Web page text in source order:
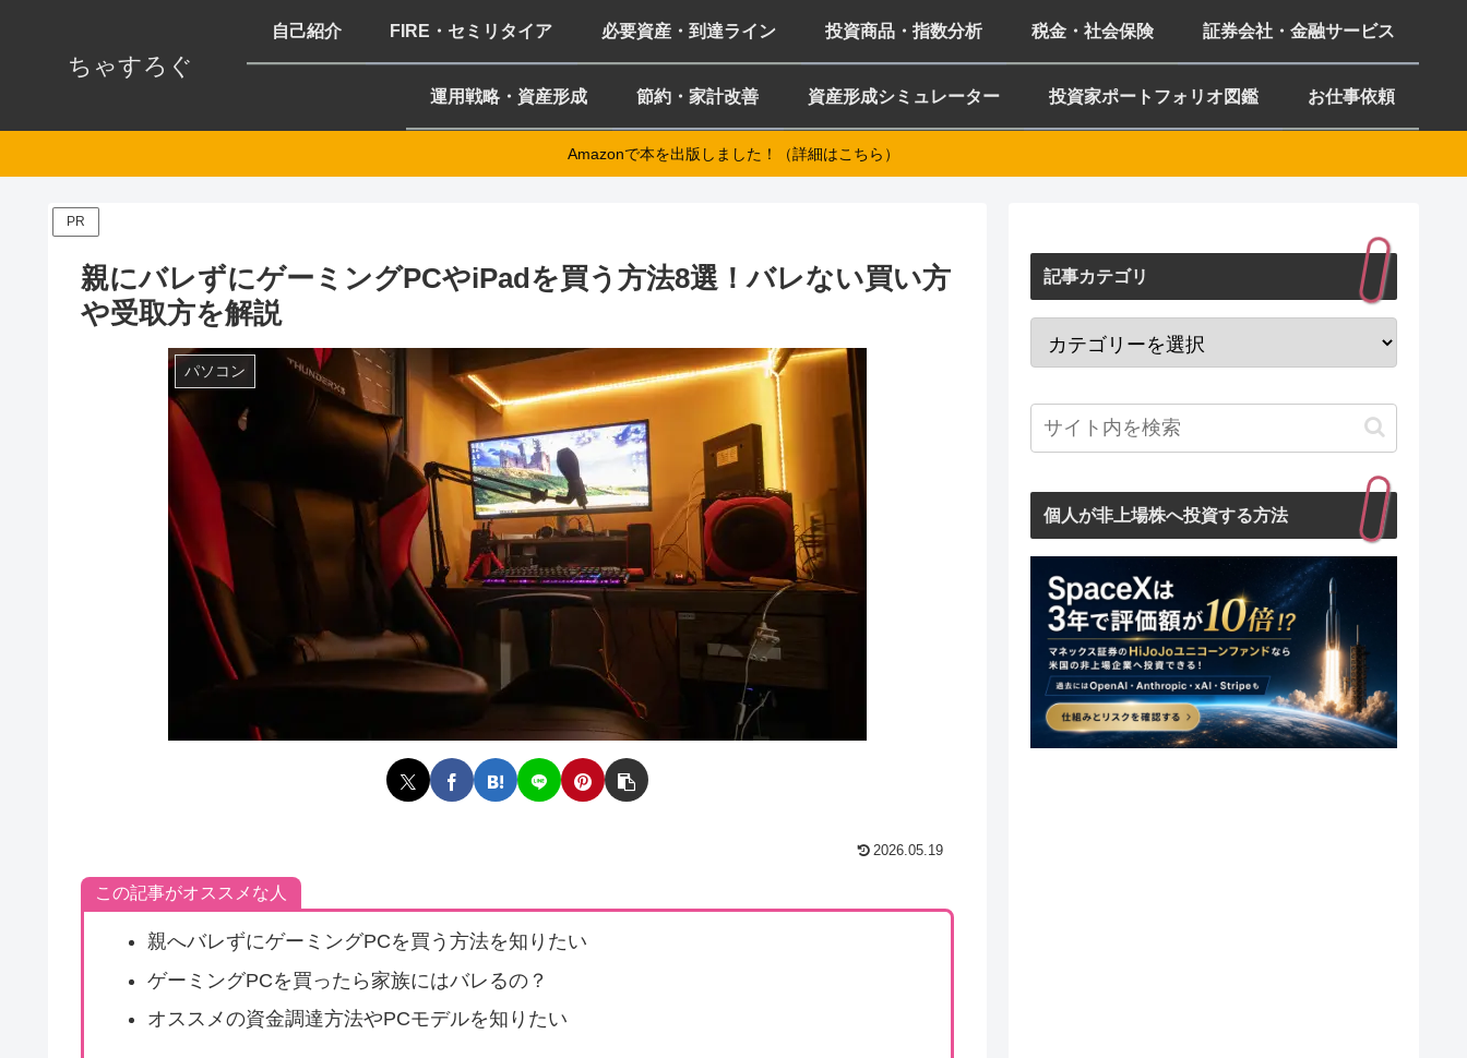
ちゃすろぐ
自己紹介 FIRE・セミリタイア 必要資産・到達ライン 投資商品・指数分析 税金・社会保険 証券会社・金融サービス
運用戦略・資産形成 節約・家計改善 資産形成シミュレーター 投資家ポートフォリオ図鑑 お仕事依頼
Amazonで本を出版しました！（詳細はこちら）
PR
親にバレずにゲーミングPCやiPadを買う方法8選！バレない買い方
や受取方を解説
パソコン
2026.05.19
この記事がオススメな人
親へバレずにゲーミングPCを買う方法を知りたい
ゲーミングPCを買ったら家族にはバレるの？
オススメの資金調達方法やPCモデルを知りたい
記事カテゴリ
個人が非上場株へ投資する方法